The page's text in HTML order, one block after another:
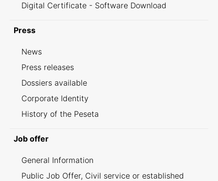
Digital Certificate - Software Download
Press
News
Press releases
Dossiers available
Corporate Identity
History of the Peseta
Job offer
General Information
Public Job Offer, Civil service or established